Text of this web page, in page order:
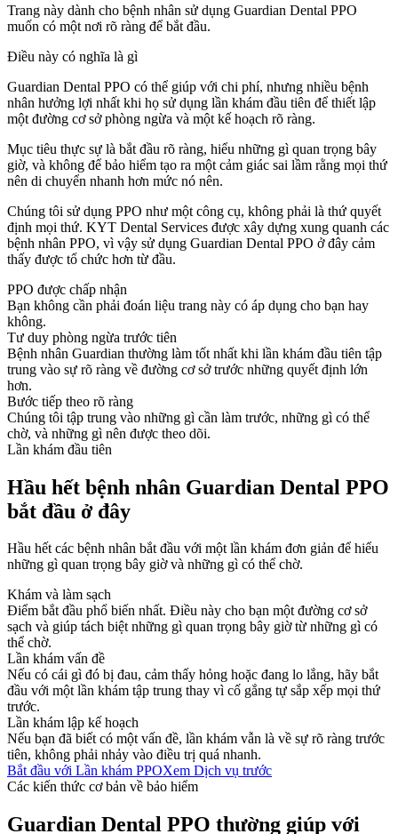
Trang này dành cho bệnh nhân sử dụng Guardian Dental PPO
muốn có một nơi rõ ràng để bắt đầu.
Điều này có nghĩa là gì
Guardian Dental PPO có thể giúp với chi phí, nhưng nhiều bệnh
nhân hưởng lợi nhất khi họ sử dụng lần khám đầu tiên để thiết lập
một đường cơ sở phòng ngừa và một kế hoạch rõ ràng.
Mục tiêu thực sự là bắt đầu rõ ràng, hiểu những gì quan trọng bây
giờ, và không để bảo hiểm tạo ra một cảm giác sai lầm rằng mọi thứ
nên di chuyển nhanh hơn mức nó nên.
Chúng tôi sử dụng PPO như một công cụ, không phải là thứ quyết
định mọi thứ. KYT Dental Services được xây dựng xung quanh các
bệnh nhân PPO, vì vậy sử dụng Guardian Dental PPO ở đây cảm
thấy được tổ chức hơn từ đầu.
PPO được chấp nhận
Bạn không cần phải đoán liệu trang này có áp dụng cho bạn hay
không.
Tư duy phòng ngừa trước tiên
Bệnh nhân Guardian thường làm tốt nhất khi lần khám đầu tiên tập
trung vào sự rõ ràng về đường cơ sở trước những quyết định lớn
hơn.
Bước tiếp theo rõ ràng
Chúng tôi tập trung vào những gì cần làm trước, những gì có thể
chờ, và những gì nên được theo dõi.
Lần khám đầu tiên
Hầu hết bệnh nhân Guardian Dental PPO
bắt đầu ở đây
Hầu hết các bệnh nhân bắt đầu với một lần khám đơn giản để hiểu
những gì quan trọng bây giờ và những gì có thể chờ.
Khám và làm sạch
Điểm bắt đầu phổ biến nhất. Điều này cho bạn một đường cơ sở
sạch và giúp tách biệt những gì quan trọng bây giờ từ những gì có
thể chờ.
Lần khám vấn đề
Nếu có cái gì đó bị đau, cảm thấy hỏng hoặc đang lo lắng, hãy bắt
đầu với một lần khám tập trung thay vì cố gắng tự sắp xếp mọi thứ
trước.
Lần khám lập kế hoạch
Nếu bạn đã biết có một vấn đề, lần khám vẫn là về sự rõ ràng trước
tiên, không phải nhảy vào điều trị quá nhanh.
Bắt đầu với Lần khám PPOXem Dịch vụ trước
Các kiến thức cơ bản về bảo hiểm
Guardian Dental PPO thường giúp với